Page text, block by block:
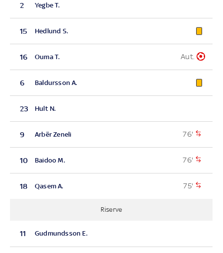
2 Yegbe T.
15 Hedlund S.
16 Ouma T. Aut.
6 Baldursson A.
23 Hult N.
9 Arbër Zeneli 76'
10 Baidoo M. 76'
18 Qasem A. 75'
Riserve
11 Gudmundsson E.